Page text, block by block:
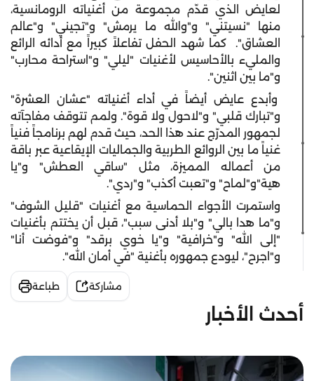
لعايض الذي قدّم مجموعة من أغنياته الرومانسية،
منها "نسيتني" و"والله ما يرمش" و"تجيني" و"عالم
العشاق". كما شهد الحفل تفاعلاً كبيراً مع أدائه الرائع
والمليء بالأحاسيس لأغنيات "ليلي" و"استراحة محارب"
و"ما بين اثنين".
وأبدع عايض أيضاً في أداء أغنياته "عشان العشرة"
و"تبارك قلبي" و"لاحول ولا قوة". ولمم تتوقف مفاجآته
لجمهور المدرّج عند هذا الحد، حيث قدم لهم برنامجاً فنياً
غنياً ما بين الروائع الطربية والجماليات الإيقاعية عبر باقة
من أعماله المميزة، مثل "ساقي العطش" و"يا
هية"و"لماح" و"تعبت أكذب" و"ردي".
واستمرت الأجواء الحماسية مع أغنيات "قليل الشوف"
و"ما هدا بالي" و"بلا أدنى سبب"، قبل أن يختتم بأغنيات
"إلى الله" و"خرافية" و"يا خوي برقد" و"فوضت أنا"
و"اجرح"، ليودع جمهوره بأغنية "في أمان الله".
مشاركة طباعة
أحدث الأخبار